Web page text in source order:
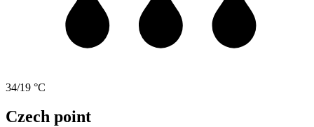
34/19 °C
Czech point